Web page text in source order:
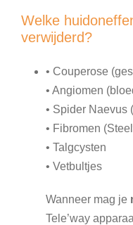
Welke
verwijderd?
• Couperose
• Angiomen
• Spider Naevus
• Fibromen
• Talgcysten
• Vetbultjes
Wanneer mag je
Tele’way